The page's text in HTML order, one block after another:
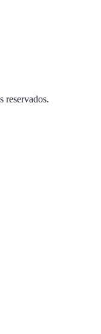
reservados.